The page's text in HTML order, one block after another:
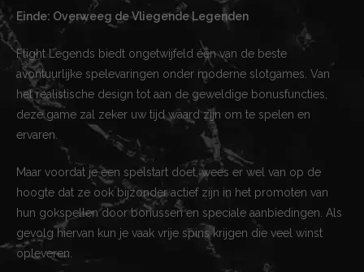
Einde: Overweeg de Vliegende Legenden
Flight Legends biedt ongetwijfeld één van de beste
avontuurlijke spelevaringen onder moderne slotgames. Van
het realistische design tot aan de geweldige bonusfuncties,
deze game zal zeker uw tijd waard zijn om te spelen en
ervaren.
Maar voordat je een spelstart doet, wees er wel van op de
hoogte dat ze ook bijzonder actief zijn in het promoten van
hun gokspellen door bonussen en speciale aanbiedingen. Als
gevolg hiervan kun je vaak vrije spins krijgen die veel winst
opleveren.